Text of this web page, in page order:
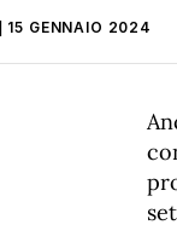
15 GENNAIO 2024